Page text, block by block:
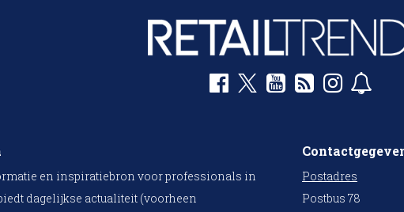
en inspiratiebron voor professionals in
dagelijkse actualiteit (voorheen
Postadres
Postbus 78